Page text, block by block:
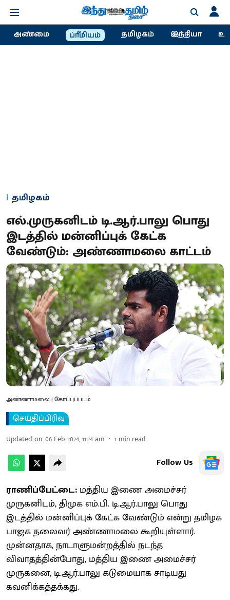
அண்மை ப்ரீமியம் தமிழகம் இந்தியா
தமிழகம்
எல்.முருகனிடம் டி.ஆர்.பாலு பொது
இடத்தில் மன்னிப்புக் கேட்க
வேண்டும்: அண்ணாமலை காட்டம்
அண்ணாமலை | கோப்புப்படம்
செய்திப்பிரிவு
Updated on:06 Feb 2024, 11:24 am 1 min read
Follow Us
ராணிப்பேட்டை: மத்திய இணை அமைச்சர்
முருகனிடம், திமுக எம்.பி. டி.ஆர்.பாலு பொது
இடத்தில் மன்னிப்புக் கேட்க வேண்டும் என்று தமிழக
பாஜக தலைவர் அண்ணாமலை கூறியுள்ளார்.
முன்னதாக, நாடாளுமன்றத்தில் நடந்த
விவாதத்தின்போது, மத்திய இணை அமைச்சர்
முருகனை, டி.ஆர்.பாலு கடுமையாக சாடியது
கவனிக்கத்தக்கது.